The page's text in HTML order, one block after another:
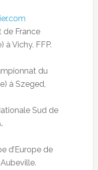
de France
à Vichy. FFP.
du
à Szeged,
Sud de
d’Europe de